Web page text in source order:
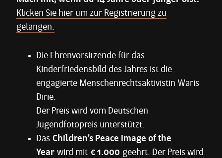
Klicken Sie hier um zur Registrierung zu
gelangen.
Die Ehrenvorsitzende für das
Kinderfriedensbild des Jahres ist die
engagierte Menschenrechtsaktivistin Waris
Dirie.
Der Preis wird vom Deutschen
Jugendfotopreis unterstützt.
Das Children’s Peace Image of the
Year wird mit € 1.000 geehrt. Der Preis wird